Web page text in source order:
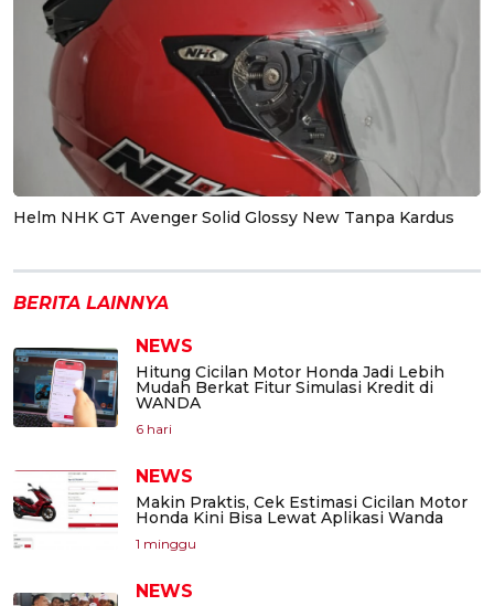
Helm NHK GT Avenger Solid Glossy New Tanpa Kardus
BERITA LAINNYA
NEWS
Hitung Cicilan Motor Honda Jadi Lebih
Mudah Berkat Fitur Simulasi Kredit di
WANDA
6 hari
NEWS
Makin Praktis, Cek Estimasi Cicilan Motor
Honda Kini Bisa Lewat Aplikasi Wanda
1 minggu
NEWS